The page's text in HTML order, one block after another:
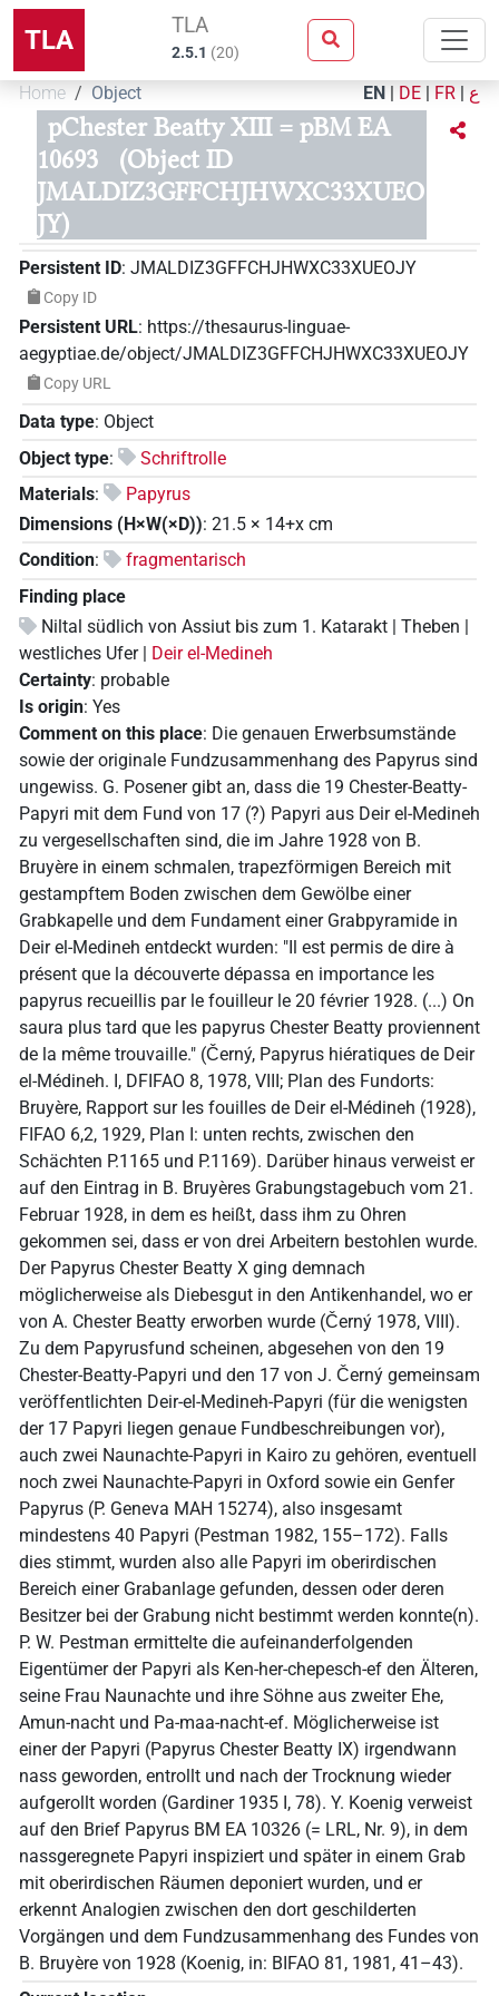
TLA TLA
2.5.1 (20)
Home Object EN | DE | FR | ع
pChester Beatty XIII = pBM EA
10693
(Object ID
JMALDIZ3GFFCHJHWXC33XUEO
JY)
Persistent ID: JMALDIZ3GFFCHJHWXC33XUEOJY
Copy ID
Persistent URL: https://thesaurus-linguae-
aegyptiae.de/object/JMALDIZ3GFFCHJHWXC33XUEOJY
Copy URL
Data type: Object
Object type:
Schriftrolle
Materials:
Papyrus
Dimensions (H×W(×D)): 21.5 × 14+x cm
Condition:
fragmentarisch
Finding place
Niltal südlich von Assiut bis zum 1. Katarakt | Theben |
westliches Ufer | Deir el-Medineh
Certainty: probable
Is origin: Yes
Comment on this place: Die genauen Erwerbsumstände
sowie der originale Fundzusammenhang des Papyrus sind
ungewiss. G. Posener gibt an, dass die 19 Chester-Beatty-
Papyri mit dem Fund von 17 (?) Papyri aus Deir el-Medineh
zu vergesellschaften sind, die im Jahre 1928 von B.
Bruyère in einem schmalen, trapezförmigen Bereich mit
gestampftem Boden zwischen dem Gewölbe einer
Grabkapelle und dem Fundament einer Grabpyramide in
Deir el-Medineh entdeckt wurden: "Il est permis de dire à
présent que la découverte dépassa en importance les
papyrus recueillis par le fouilleur le 20 février 1928. (...) On
saura plus tard que les papyrus Chester Beatty proviennent
de la même trouvaille." (Černý, Papyrus hiératiques de Deir
el-Médineh. I, DFIFAO 8, 1978, VIII; Plan des Fundorts:
Bruyère, Rapport sur les fouilles de Deir el-Médineh (1928),
FIFAO 6,2, 1929, Plan I: unten rechts, zwischen den
Schächten P.1165 und P.1169). Darüber hinaus verweist er
auf den Eintrag in B. Bruyères Grabungstagebuch vom 21.
Februar 1928, in dem es heißt, dass ihm zu Ohren
gekommen sei, dass er von drei Arbeitern bestohlen wurde.
Der Papyrus Chester Beatty X ging demnach
möglicherweise als Diebesgut in den Antikenhandel, wo er
von A. Chester Beatty erworben wurde (Černý 1978, VIII).
Zu dem Papyrusfund scheinen, abgesehen von den 19
Chester-Beatty-Papyri und den 17 von J. Černý gemeinsam
veröffentlichten Deir-el-Medineh-Papyri (für die wenigsten
der 17 Papyri liegen genaue Fundbeschreibungen vor),
auch zwei Naunachte-Papyri in Kairo zu gehören, eventuell
noch zwei Naunachte-Papyri in Oxford sowie ein Genfer
Papyrus (P. Geneva MAH 15274), also insgesamt
mindestens 40 Papyri (Pestman 1982, 155–172). Falls
dies stimmt, wurden also alle Papyri im oberirdischen
Bereich einer Grabanlage gefunden, dessen oder deren
Besitzer bei der Grabung nicht bestimmt werden konnte(n).
P. W. Pestman ermittelte die aufeinanderfolgenden
Eigentümer der Papyri als Ken-her-chepesch-ef den Älteren,
seine Frau Naunachte und ihre Söhne aus zweiter Ehe,
Amun-nacht und Pa-maa-nacht-ef. Möglicherweise ist
einer der Papyri (Papyrus Chester Beatty IX) irgendwann
nass geworden, entrollt und nach der Trocknung wieder
aufgerollt worden (Gardiner 1935 I, 78). Y. Koenig verweist
auf den Brief Papyrus BM EA 10326 (= LRL, Nr. 9), in dem
nassgeregnete Papyri inspiziert und später in einem Grab
mit oberirdischen Räumen deponiert wurden, und er
erkennt Analogien zwischen den dort geschilderten
Vorgängen und dem Fundzusammenhang des Fundes von
B. Bruyère von 1928 (Koenig, in: BIFAO 81, 1981, 41–43).